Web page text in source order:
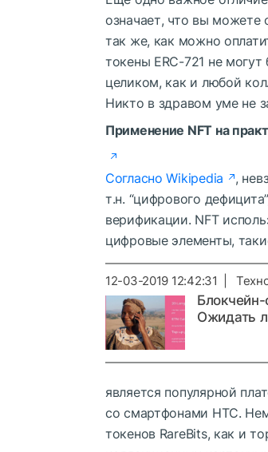
означает, что вы можете
так же, как можно
токены ERC-721 не
целиком, как и любой
Никто в здравом уме не
Применение NFT на
Согласно Wikipedia
,
т.н. “цифрового
верификации. NFT
цифровые элементы,
12-03-2019 12:42:31 |
Ожидать
является популярной
со смартфонами HTC.
токенов RareBits, как и